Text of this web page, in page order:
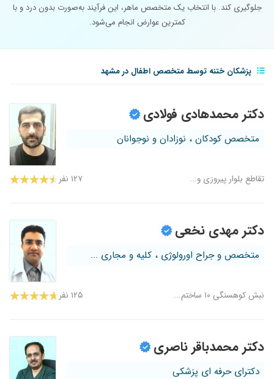
جلوگیری کند. با انتخاب یک متخصص ماهر، این فرآیند به‌صورت بدون درد و با
کمترین عوارض انجام می‌شود.
پزشکان ختنه توسط متخصص اطفال در مشهد
دکتر محمدهادی فولادی
متخصص کودکان ، نوزادان و نوجوانان
تقاطع بلوار پیروزی و... ۱۲۷ نفر
دکتر مهدی نخعی
متخصص و جراح اورولوژی ، کلیه و مجاری ...
نبش کوهسنگی ۱۰ ساختم... ۱۲۵ نفر
دکتر محمدباقر ناصری
دکترای حرفه ای پزشکی